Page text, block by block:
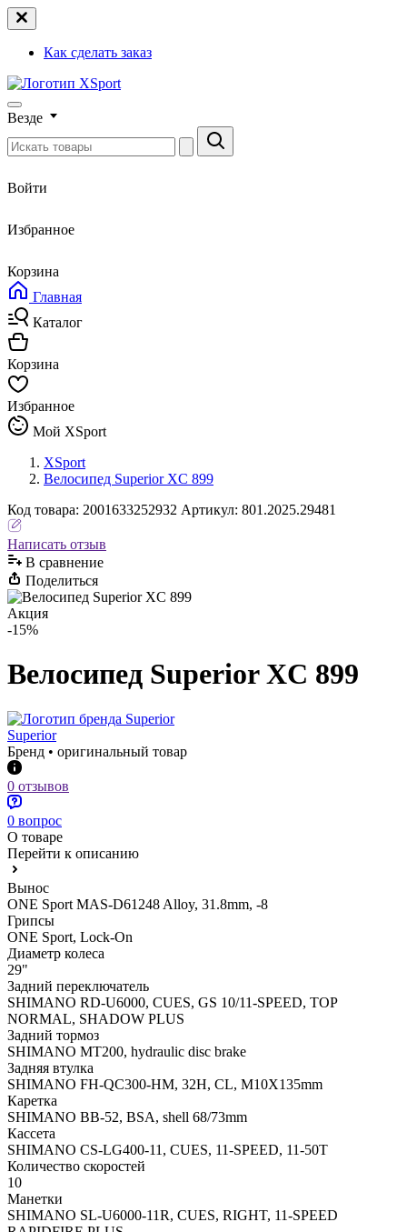
Как сделать заказ
Везде
Войти
Избранное
Корзина
Главная
Каталог
Корзина
Избранное
Мой XSport
XSport
Велосипед Superior XC 899
Код товара: 2001633252932 Артикул: 801.2025.29481
Написать отзыв
В сравнениe
Поделиться
Акция
-15%
Велосипед Superior XC 899
Superior
Бренд • оригинальный товар
0 отзывов
0 вопрос
О товаре
Перейти к описанию
Вынос
ONE Sport MAS-D61248 Alloy, 31.8mm, -8
Грипсы
ONE Sport, Lock-On
Диаметр колеса
29"
Задний переключатель
SHIMANO RD-U6000, CUES, GS 10/11-SPEED, TOP
NORMAL, SHADOW PLUS
Задний тормоз
SHIMANO MT200, hydraulic disc brake
Задняя втулка
SHIMANO FH-QC300-HM, 32H, CL, M10X135mm
Каретка
SHIMANO BB-52, BSA, shell 68/73mm
Кассета
SHIMANO CS-LG400-11, CUES, 11-SPEED, 11-50T
Количество скоростей
10
Манетки
SHIMANO SL-U6000-11R, CUES, RIGHT, 11-SPEED